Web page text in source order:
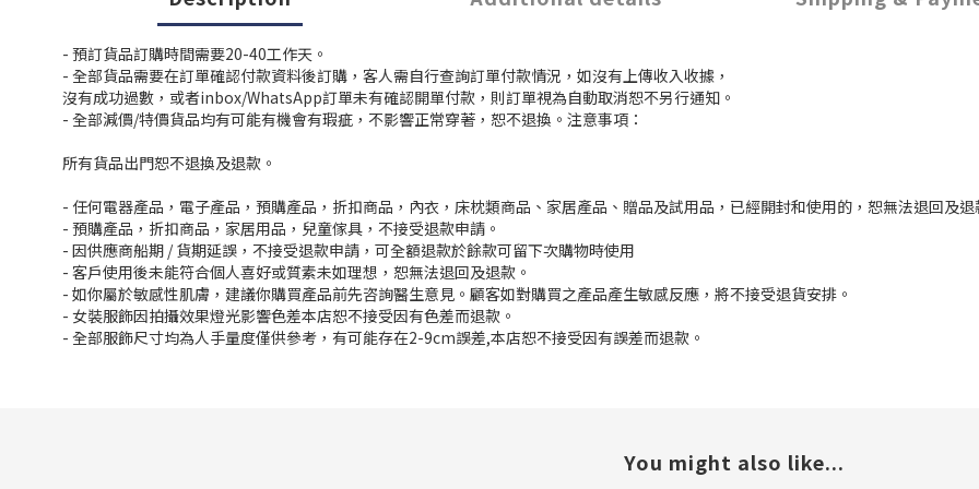
- 預訂貨品訂購時間需要20-40工作天。
- 全部貨品需要在訂單確認付款資料後訂購，客人需自行查詢訂單付款情況，如沒有上傳收入收據，
沒有成功過數，或者inbox/WhatsApp訂單未有確認開單付款，則訂單視為自動取消恕不另行通知。
- 全部減價/特價貨品均有可能有機會有瑕疵，不影響正常穿著，恕不退換。注意事項：
所有貨品出門恕不退換及退款。
- 任何電器產品，電子產品，預購產品，折扣商品，內衣，床枕類商品、家居產品、贈品及試用品，已經開封和使用的，恕無法退回及退
- 預購產品，折扣商品，家居用品，兒童傢具，不接受退款申請。
- 因供應商船期 / 貨期延誤，不接受退款申請，可全額退款於餘款可留下次購物時使用
- 客戶使用後未能符合個人喜好或質素未如理想，恕無法退回及退款。
- 如你屬於敏感性肌膚，建議你購買產品前先咨詢醫生意見。顧客如對購買之產品產生敏感反應，將不接受退貨安排。
- 女裝服飾因拍攝效果燈光影響色差本店恕不接受因有色差而退款。
- 全部服飾尺寸均為人手量度僅供參考，有可能存在2-9cm誤差,本店恕不接受因有誤差而退款。
You might also like...